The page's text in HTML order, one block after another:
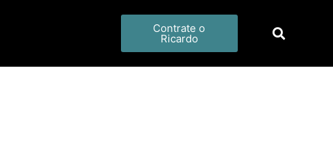
Contrate o
Ricardo